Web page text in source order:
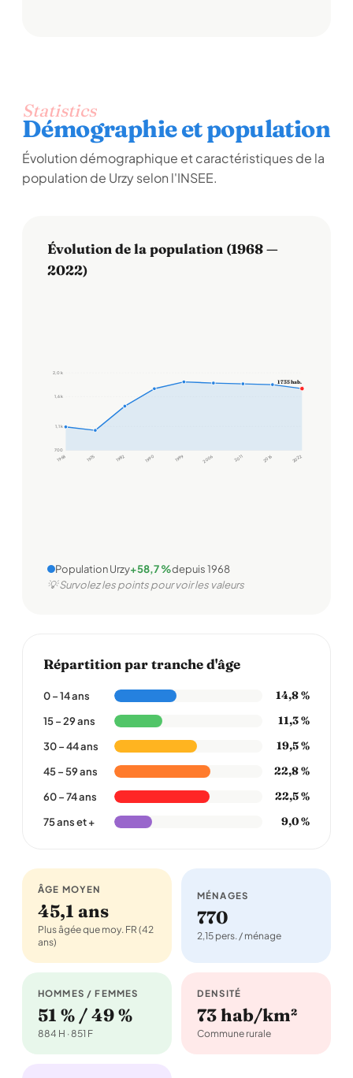
Statistics
Démographie et population
Évolution démographique et caractéristiques de la
population de Urzy selon l'INSEE.
Évolution de la population (1968 —
2022)
700
1,1 k
1,6 k
2,0 k
1968 1975 1982 1990 1999 2006 2011 2016 2022
1 735 hab.
Population Urzy+58,7 %depuis 1968
💡 Survolez les points pour voir les valeurs
Répartition par tranche d'âge
0 – 14 ans 14,8 %
15 – 29 ans 11,3 %
30 – 44 ans 19,5 %
45 – 59 ans 22,8 %
60 – 74 ans 22,5 %
75 ans et + 9,0 %
ÂGE MOYEN
45,1 ans
Plus âgée que moy. FR (42
ans)
MÉNAGES
770
2,15 pers. / ménage
HOMMES / FEMMES
51 % / 49 %
884 H · 851 F
DENSITÉ
73 hab/km²
Commune rurale